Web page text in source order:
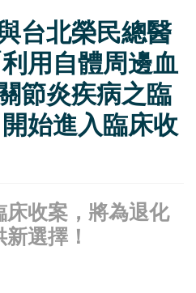
台北榮民總醫
用自體周邊血
節炎疾病之臨
始進入臨床收
收案，將為退化
選擇！